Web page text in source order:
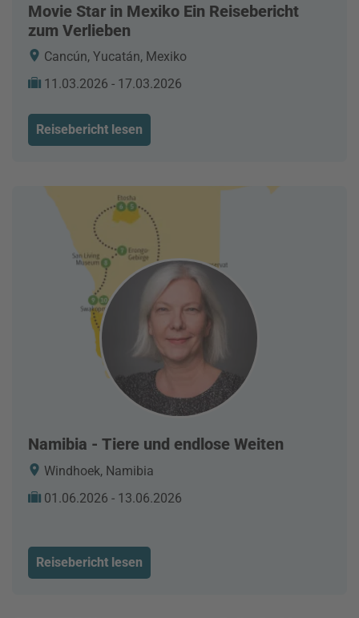
Movie Star in Mexiko Ein Reisebericht
zum Verlieben
Cancún, Yucatán, Mexiko
11.03.2026 - 17.03.2026
Reisebericht lesen
Namibia - Tiere und endlose Weiten
Windhoek, Namibia
01.06.2026 - 13.06.2026
Reisebericht lesen